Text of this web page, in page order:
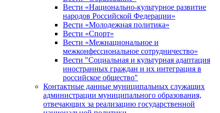
Вести «Национально-культурное развитие
народов Российской Федерации»
Вести «Молодежная политика»
Вести «Спорт»
Вести «Межнациональное и
межконфессиональное сотрудничество»
Вести "Социальная и культурная адаптация
иностранных граждан и их интеграция в
российское общество"
Контактные данные муниципальных служащих
администрации муниципального образования,
отвечающих за реализацию государственной